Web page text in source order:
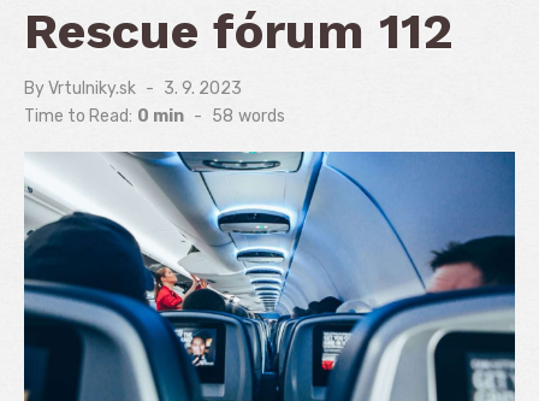
Rescue fórum 112
ByVrtulniky.sk
Posted
on
3. 9. 2023
Time to Read: 0 min - 58 words